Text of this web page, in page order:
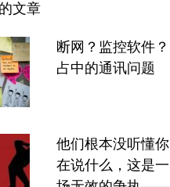
文章
断网？监控软件？
占中的通讯问题
他们根本没听懂你
在说什么，这是一